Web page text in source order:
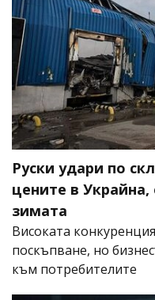
Руски удари по
цените в
зимата
Високата
поскъпване, но
към потребителите